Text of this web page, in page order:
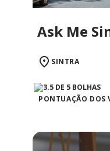
Ask Me
SINTRA
PONTUAÇÃO DOS